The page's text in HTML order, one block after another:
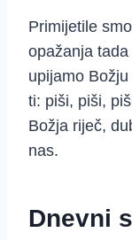
Primijetile
opažanja
upijamo
ti: piši, piši,
Božja riječ,
nas.
Dnevni